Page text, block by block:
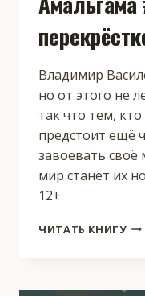
Владимир
но от этого не
так что тем, кто
предстоит ещё
завоевать своё
мир станет их
12+
ЧИТАТЬ КНИГУ